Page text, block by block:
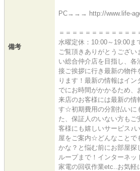
備考
PC→→→ http://www.life-
＝＝＝＝＝＝＝＝＝＝＝＝
水曜定休：10:00～19:00ま
ご覧頂きありがとうござ
い総合仲介店を目指し、各
接ご挨拶に行き最新の物件
ります！最新の情報はイン
でにお時間がかかるため
来店のお客様には最新の情
す☆初期費用の分割払いに
た、保証人のいない方もご
客様にも嬉しいサービス♪
屋をご案内☆どんなことで
かな？と悩む前にお部屋探
ループまで！インターネ
家電の回収作業etc..お気